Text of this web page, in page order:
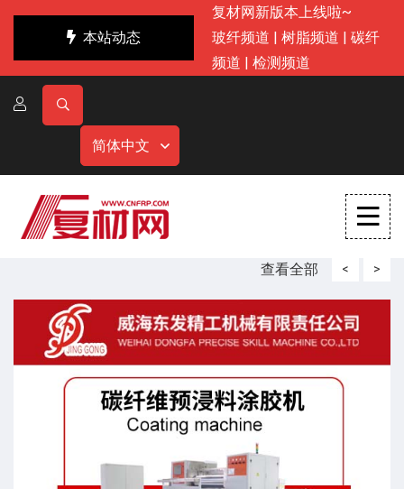
本站动态
复材网新版本上线啦~
玻纤频道 | 树脂频道 | 碳纤
频道 | 检测频道
简体中文
查看全部 < >